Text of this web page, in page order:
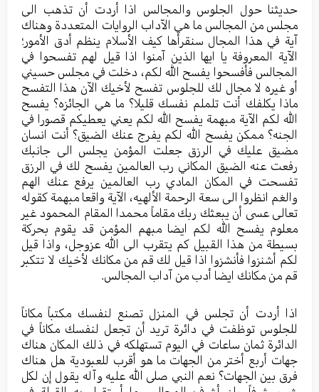
حديثنا حول الجلوس والمجالس اذا أردت أن تذهب الى
مجلس من المجالس ما هي الآداب الروايات المتعددة وهناك
آية في هذا المجال سنقرأها كيف الأسلام ينظم أدق الأمور؛
الآية المعروفة يا ايها الذين آمنوا اذا قيل لهم تفسحوا في
المجالس فأفسحوا يفسح الله لكم، دخلت في مجلس حسيني
أو غيره لا مجال لك للجلوس تفسح لأخيك الآن هذا التفسح
ماذا يكلفك أنت تلملم نفسك قليلا؟ ما هي الجائزه؟ يفسح
الله لكم الآية مبهمة يفسح الله لكم يعني يعطيكم قصورا في
الجنه؟ ممكن يفسح الله لكم يفرج عنك الضيق؟ أنت انسان
مضيق عليك في الرزق جعلت المؤمن يجلس الى جانبك
رفعت عنه الضيق المكاني رب العالمين يفسح لك في الرزق
تفسحت في المكان المادي رب العالمين يرفع عنك الهم
والغم انظروا الى سعة الرحمة الألهيه، الآية واقعا مبهمة كقوله
تعالى عسى أن يبعثك ربك مقاماً محمدا المقام المحمود غير
معلوم يفسح الله لكم ايضا مبهم المؤمن قد يقوم بحركة
بسيطة من هذا القبيل كم يتقرب الى الله عزوجل، واذا قيل
لكم أشنزوا فأنشزوا اذا قيل لك قم من مكانك لأخيك لا تتكبر
قم من مكانك ايضا أدب من آداب المجالس.
اذا أردت أن تجلس في المنزل تصنع لنفسك مكتباً مكاناً
للجلوس توظفت في دائرة تريد أن تجعل لنفسك مكاناً في
الدائرة ثمان ساعات في اليوم تستهلكه في ذلك المكان هناك
جهات أربع أختر من الجهات ما هو أقرب للعبودية هل هناك
فرق بين الجهات؟ نعم النبي صلى الله عليه وآله يقول إن لكل